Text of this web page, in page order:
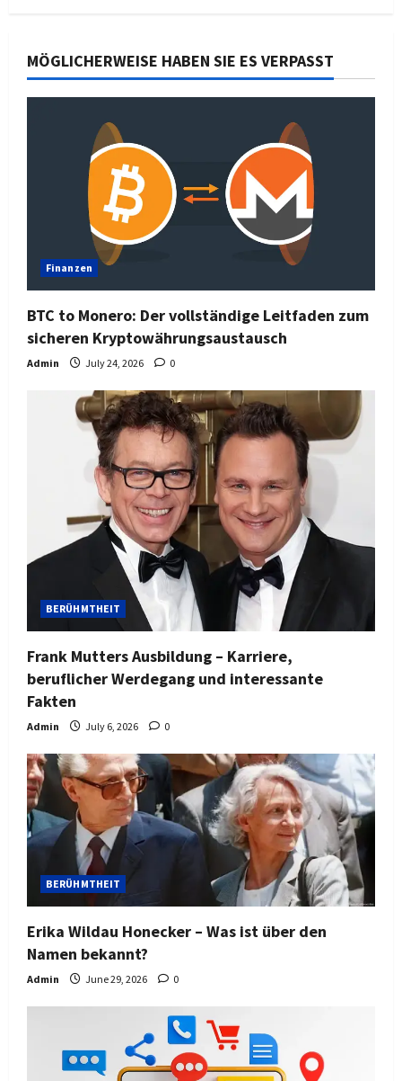
MÖGLICHERWEISE HABEN SIE ES VERPASST
Finanzen
BTC to Monero: Der vollständige Leitfaden zum
sicheren Kryptowährungsaustausch
Admin July 24, 2026 0
BERÜHMTHEIT
Frank Mutters Ausbildung – Karriere,
beruflicher Werdegang und interessante
Fakten
Admin July 6, 2026 0
BERÜHMTHEIT
Erika Wildau Honecker – Was ist über den
Namen bekannt?
Admin June 29, 2026 0